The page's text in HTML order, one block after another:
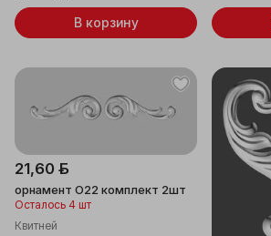
В корзину
21,60 ƃ
орнамент О22 комплект 2шт
Осталось 4 шт
Квитней